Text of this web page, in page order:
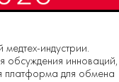
индустрии.
обсуждения инноваций,
платформа для обмена